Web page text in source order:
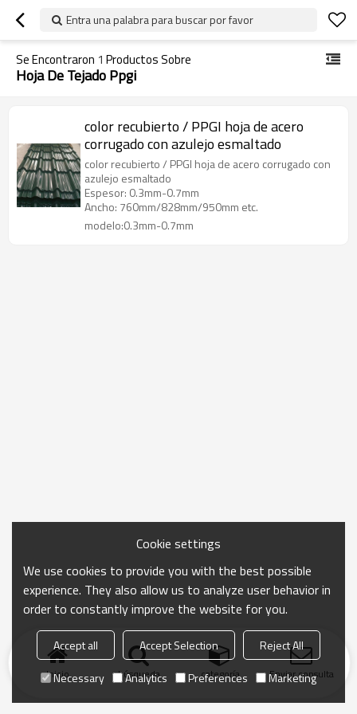
Entra una palabra para buscar por favor
Se Encontraron 1 Productos Sobre
Hoja De Tejado Ppgi
color recubierto / PPGI hoja de acero
corrugado con azulejo esmaltado
color recubierto / PPGI hoja de acero corrugado con
azulejo esmaltado
Espesor: 0.3mm-0.7mm
Ancho: 760mm/828mm/950mm etc.
modelo:0.3mm-0.7mm
Inicio búsqueda categoría Enviar consulta
Cookie settings
We use cookies to provide you with the best possible
experience. They also allow us to analyze user behavior in
order to constantly improve the website for you.
Accept all Accept Selection
Reject All
Necessary
Analytics Preferences Marketing